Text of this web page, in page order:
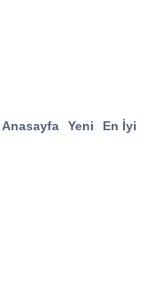
Anasayfa Yeni En İyi